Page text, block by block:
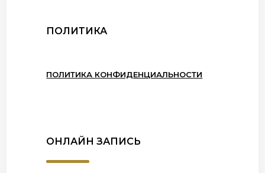
ПОЛИТИКА
ПОЛИТИКА КОНФИДЕНЦИАЛЬНОСТИ
ОНЛАЙН ЗАПИСЬ